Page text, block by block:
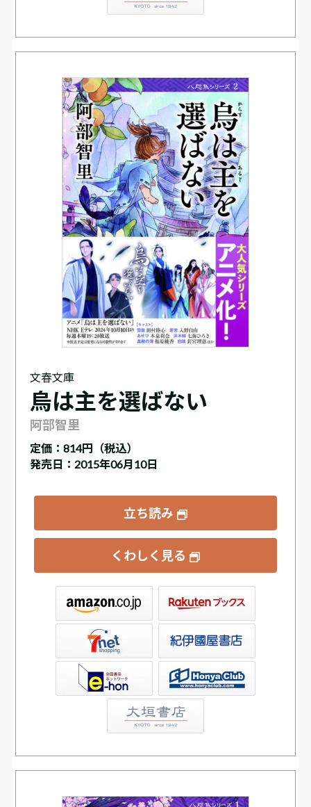
文春文庫
烏は主を選ばない
阿部智里
定価： 814円（税込）
発売日：2015年06月10日
立ち読み
くわしく見る
書店ウェブストア